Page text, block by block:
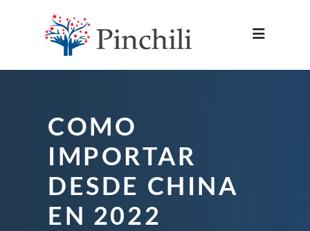
COMO
IMPORTAR
DESDE CHINA
EN 2022